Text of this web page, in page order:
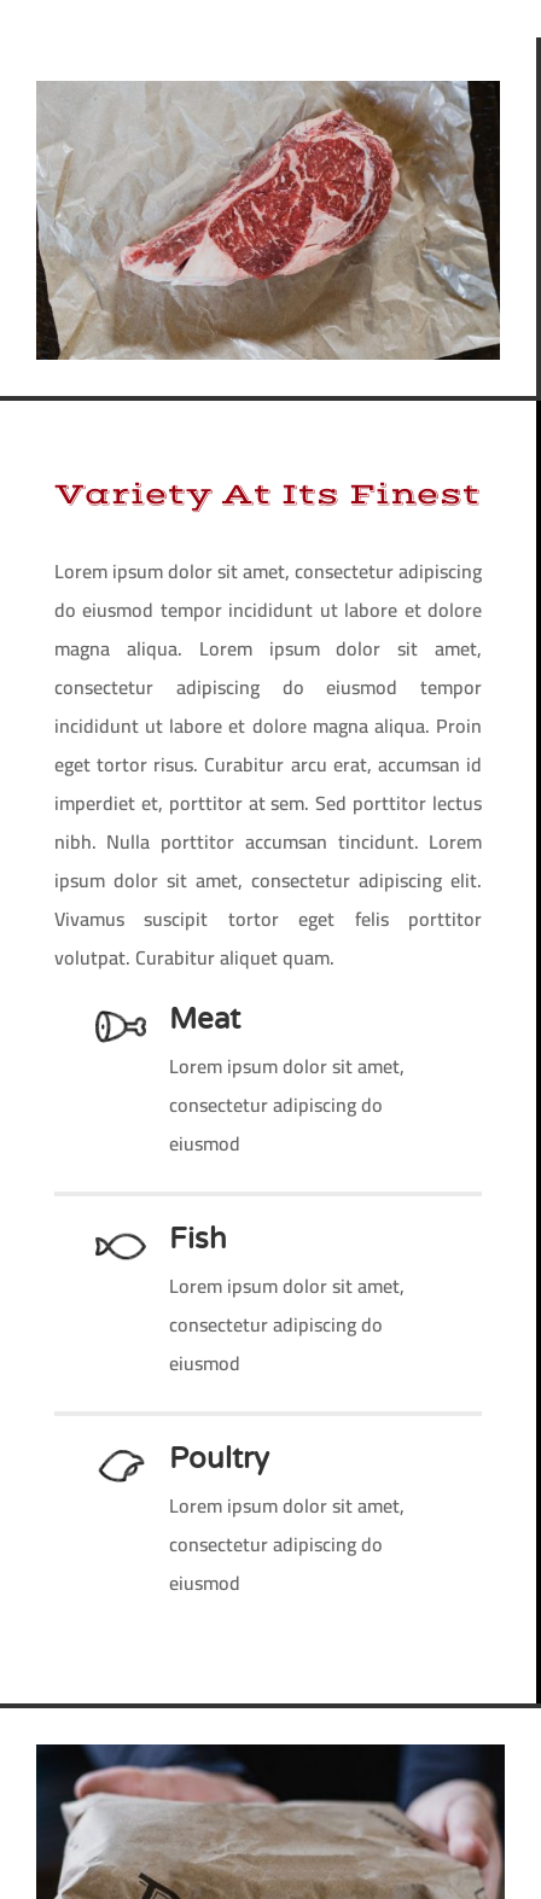
Variety At Its Finest
Lorem ipsum dolor sit amet, consectetur adipiscing
do eiusmod tempor incididunt ut labore et dolore
magna aliqua. Lorem ipsum dolor sit amet,
consectetur adipiscing do eiusmod tempor
incididunt ut labore et dolore magna aliqua. Proin
eget tortor risus. Curabitur arcu erat, accumsan id
imperdiet et, porttitor at sem. Sed porttitor lectus
nibh. Nulla porttitor accumsan tincidunt. Lorem
ipsum dolor sit amet, consectetur adipiscing elit.
Vivamus suscipit tortor eget felis porttitor
volutpat. Curabitur aliquet quam.
Meat
Lorem ipsum dolor sit amet,
consectetur adipiscing do
eiusmod
Fish
Lorem ipsum dolor sit amet,
consectetur adipiscing do
eiusmod
Poultry
Lorem ipsum dolor sit amet,
consectetur adipiscing do
eiusmod